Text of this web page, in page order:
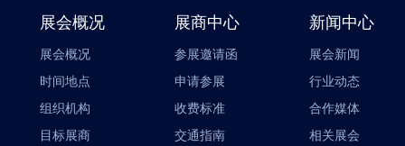
展会概况
展会概况
时间地点
组织机构
目标展商
展商中心
参展邀请函
申请参展
收费标准
交通指南
新闻中心
展会新闻
行业动态
合作媒体
相关展会